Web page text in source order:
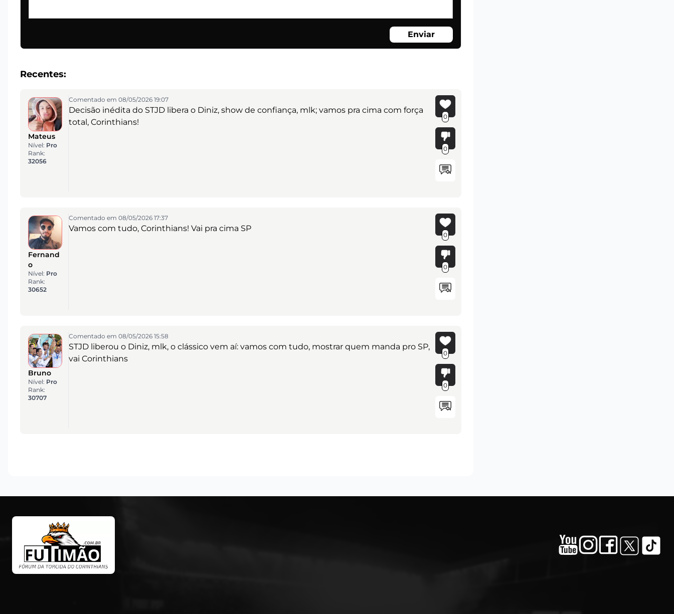
Enviar
Recentes:
Mateus
Nível: Pro
Rank:
32056
Comentado em 08/05/2026 19:07
Decisão inédita do STJD libera o Diniz, show de confiança, mlk; vamos pra cima com força
total, Corinthians!
0
0
Fernand
o
Nível: Pro
Rank:
30652
Comentado em 08/05/2026 17:37
Vamos com tudo, Corinthians! Vai pra cima SP
0
0
Bruno
Nível: Pro
Rank:
30707
Comentado em 08/05/2026 15:58
STJD liberou o Diniz, mlk, o clássico vem aí: vamos com tudo, mostrar quem manda pro SP,
vai Corinthians
0
0